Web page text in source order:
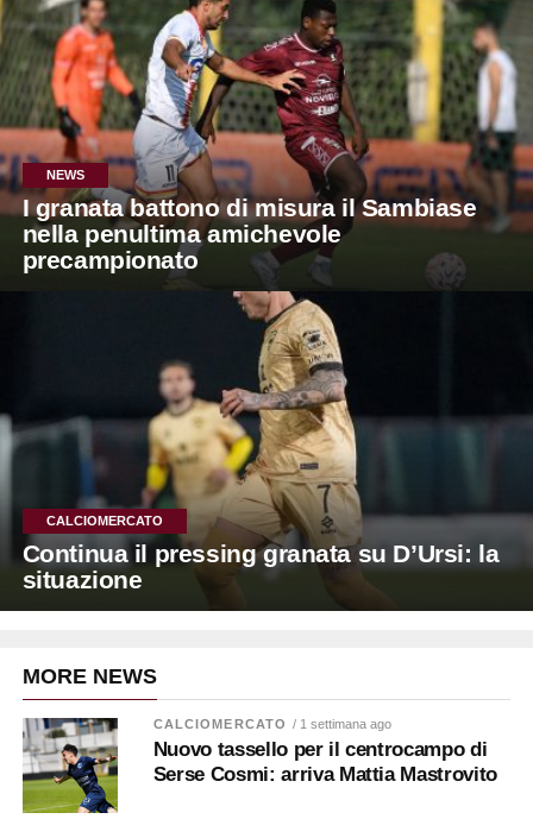
NEWS
I granata battono di misura il Sambiase
nella penultima amichevole
precampionato
CALCIOMERCATO
Continua il pressing granata su D’Ursi: la
situazione
MORE NEWS
CALCIOMERCATO / 1 settimana ago
Nuovo tassello per il centrocampo di
Serse Cosmi: arriva Mattia Mastrovito